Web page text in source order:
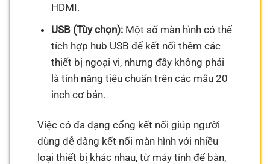
HDMI.
USB (Tùy chọn):Một số màn hình có thể
tích hợp hub USB để kết nối thêm các
thiết bị ngoại vi, nhưng đây không phải
là tính năng tiêu chuẩn trên các mẫu 20
inch cơ bản.
Việc có đa dạng cổng kết nối giúp người
dùng dễ dàng kết nối màn hình với nhiều
loại thiết bị khác nhau, từ máy tính để bàn,